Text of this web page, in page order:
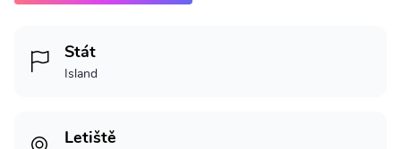
Stát
Island
Letiště